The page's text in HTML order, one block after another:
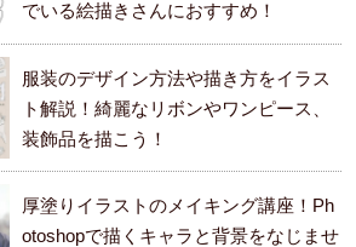
でいる絵描きさんにおすすめ！
服装のデザイン方法や描き方をイラス
ト解説！綺麗なリボンやワンピース、
装飾品を描こう！
厚塗りイラストのメイキング講座！Ph
otoshopで描くキャラと背景をなじませ